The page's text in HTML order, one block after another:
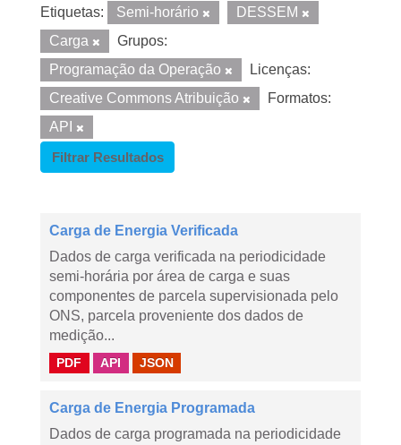
Etiquetas: Semi-horário
DESSEM
Carga
Grupos:
Programação da Operação
Licenças:
Creative Commons Atribuição
Formatos:
API
Filtrar Resultados
Carga de Energia Verificada
Dados de carga verificada na periodicidade
semi-horária por área de carga e suas
componentes de parcela supervisionada pelo
ONS, parcela proveniente dos dados de
medição...
PDF API JSON
Carga de Energia Programada
Dados de carga programada na periodicidade